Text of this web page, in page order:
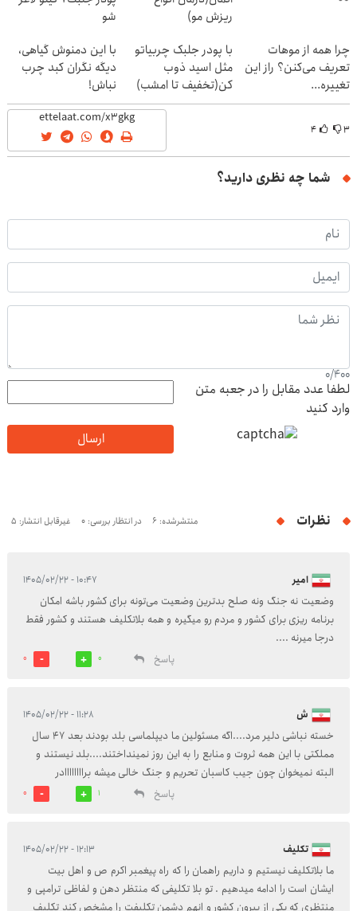
ریزش مو)
شو
چرا همه از موهات
تعریف می‌کنن؟ راز این
تغییره...
با پودر جلبک چربیاتو
مثل اسید ذوب
کن(تخفیف تا امشب)
با این دمنوش گیاهی،
دیگه نگران کبد چرب
نباش!
۳ ۴
شما چه نظری دارید؟
0/400
لطفا عدد مقابل را در جعبه متن
وارد کنید
ارسال
نظرات منتشرشده: 6 در انتظار بررسی: 0 غیرقابل انتشار: 5
امیر ۱۰:۴۷ - ۱۴۰۵/۰۲/۲۲
وضعیت نه جنگ ونه صلح بدترین وضعیت می‌تونه برای کشور باشه امکان
برنامه ریزی برای کشور و مردم رو میگیره و همه بلاتکلیف هستند و کشور فقط
درجا میرنه ....
پاسخ
0
0
ش ۱۱:۲۸ - ۱۴۰۵/۰۲/۲۲
خسته نباشی دلیر مرد....اگه مسئولین ما دیپلماسی بلد بودند بعد 47 سال
مملکتی با این همه ثروت و منابع را به این روز نمینداختند....بلد نیستند و
البته نمیخوان چون جیب کاسبان تحریم و جنگ خالی میشه براااااااادر
پاسخ
1
0
تکلیف ۱۲:۱۳ - ۱۴۰۵/۰۲/۲۲
ما بلاتکلیف نیستیم و داریم راهمان را که راه پیغمبر اکرم ص و اهل بیت
ایشان است را ادامه میدهیم . تو بلا تکلیفی که منتظر دهن و لفاظی ترامپی و
منتظری که یکی از بیرون کشور و انهم دشمن تکلیفت را مشخص کند تکلیف